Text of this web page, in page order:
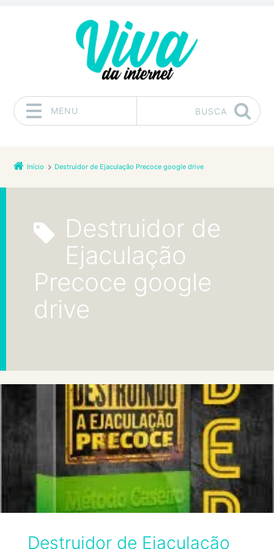
MENU BUSCA
Início Destruidor de Ejaculação Precoce google drive
Destruidor de
Ejaculação
Precoce google
drive
Destruidor de Ejaculação